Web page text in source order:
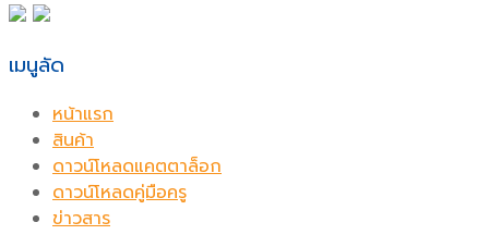
เมนูลัด
หน้าแรก
สินค้า
ดาวน์โหลดแคตตาล็อก
ดาวน์โหลดคู่มือครู
ข่าวสาร